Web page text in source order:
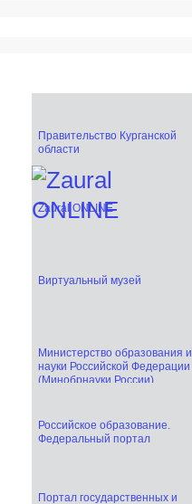
Правительство Курганской
области
Zaural ONLINE
Виртуальный музей
Министерство образования и
науки Российской Федерации
(Минобрнауки России)
Российское образование.
Федеральный портал
Портал государственных и